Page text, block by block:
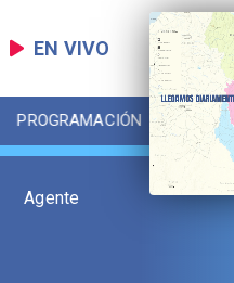
EN VIVO
PROGRAMACIÓN
Agente